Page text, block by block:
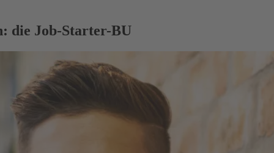
die Job-Starter-BU